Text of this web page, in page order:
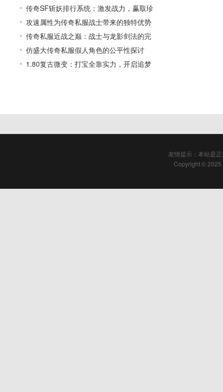
传奇SF斩妖排行系统：激发战力，赢取珍
攻速属性为传奇私服战士带来的独特优势
传奇私服近战之巅：战士与龙影剑法的完
仿盛大传奇私服假人角色的公平性探讨
1.80复古微变：打宝全靠实力，开启追梦
友情提示：本站是
Copyright © 2025